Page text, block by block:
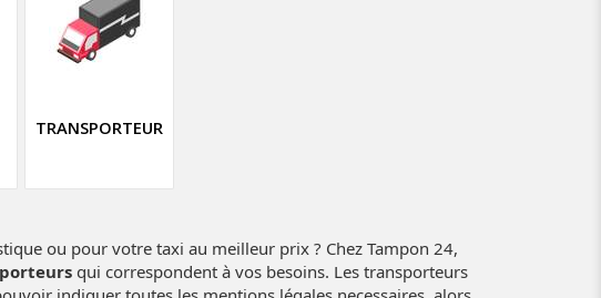
TRANSPORTEUR
ou pour votre taxi au meilleur prix ? Chez Tampon 24,
qui correspondent à vos besoins. Les transporteurs